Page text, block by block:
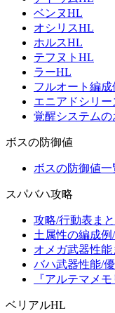
ベンヌHL
オシリスHL
ホルスHL
テフヌトHL
ラーHL
フルオート編成
エニアドシリ
覚醒システム
ボスの防御値
ボスの防御値一
スパバハ攻略
攻略/行動表ま
土属性の編成
オメガ武器性能
バハ武器性能/
『アルテマメ
ベリアルHL